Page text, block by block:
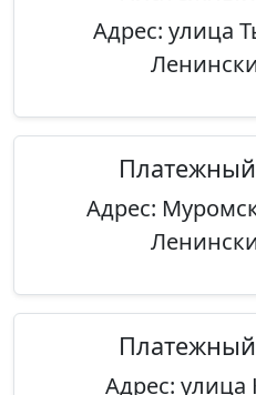
Адрес: улица
Адрес:
Адрес: